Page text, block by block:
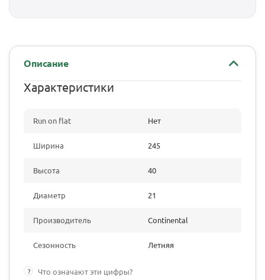
Описание
Характеристики
Run on flat Нет
Ширина 245
Высота 40
Диаметр 21
Производитель Continental
Сезонность Летняя
? Что означают эти цифры?